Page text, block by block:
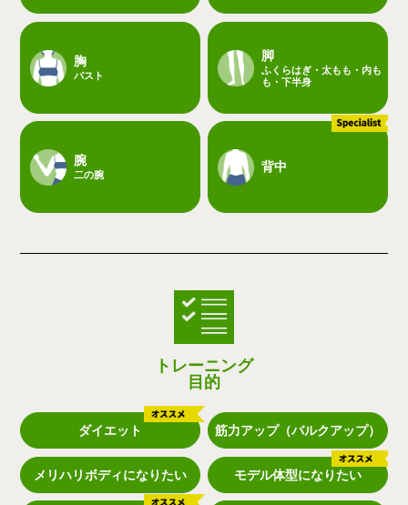
胸
バスト
脚
ふくらはぎ・太もも・内も
も・下半身
腕
二の腕
背中
トレーニング
目的
ダイエット 筋力アップ（バルクアップ）
メリハリボディになりたい モデル体型になりたい